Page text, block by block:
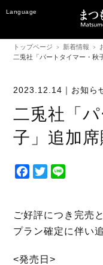
Language
トップページ 新着情報
二兎社「パートタイマー・秋
2023.12.14｜ お知ら
二兎社「
子」追加
F
e
b
o
T
t
t
r
e
ご好評につき完売
プラン確定に伴い
<発売日>